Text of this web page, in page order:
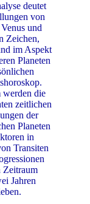
deutet
von
und
Zeichen,
im Aspekt
Planeten
werden die
zeitlichen
der
Planeten
in
Transiten
Zeitraum
Jahren